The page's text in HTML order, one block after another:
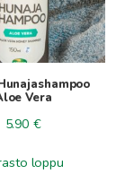
Vera
5.90 €
loppu